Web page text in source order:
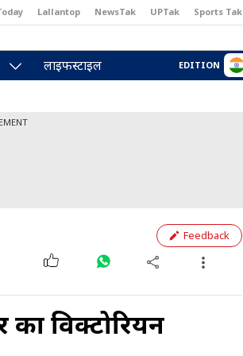
Lallantop NewsTak UPTak Sports Tak
लाइफस्टाइल EDITION
Feedback
विक्टोरियन